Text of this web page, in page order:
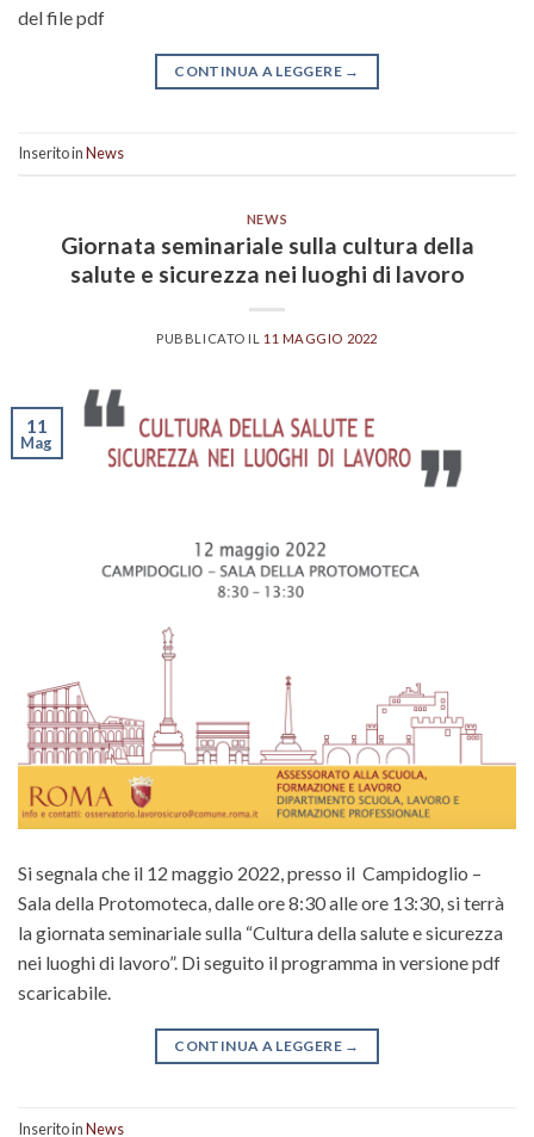
del file pdf
CONTINUA A LEGGERE →
Inserito inNews
NEWS
Giornata seminariale sulla cultura della
salute e sicurezza nei luoghi di lavoro
PUBBLICATO IL 11 MAGGIO 2022
11
Mag
Si segnala che il 12 maggio 2022, presso il Campidoglio –
Sala della Protomoteca, dalle ore 8:30 alle ore 13:30, si terrà
la giornata seminariale sulla “Cultura della salute e sicurezza
nei luoghi di lavoro”. Di seguito il programma in versione pdf
scaricabile.
CONTINUA A LEGGERE →
Inserito inNews